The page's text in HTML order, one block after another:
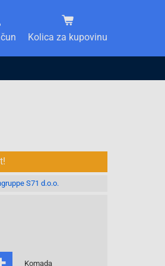
Kolica za kupovinu
S71 d.o.o.
Komada